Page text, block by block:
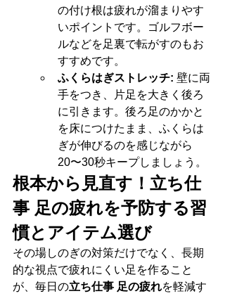
の付け根は疲れが溜まりやす
いポイントです。ゴルフボー
ルなどを足裏で転がすのもお
すすめです。
ふくらはぎストレッチ: 壁に両
手をつき、片足を大きく後ろ
に引きます。後ろ足のかかと
を床につけたまま、ふくらは
ぎが伸びるのを感じながら
20〜30秒キープしましょう。
根本から見直す！立ち仕
事 足の疲れを予防する習
慣とアイテム選び
その場しのぎの対策だけでなく、長期
的な視点で疲れにくい足を作ること
が、毎日の立ち仕事 足の疲れを軽減す